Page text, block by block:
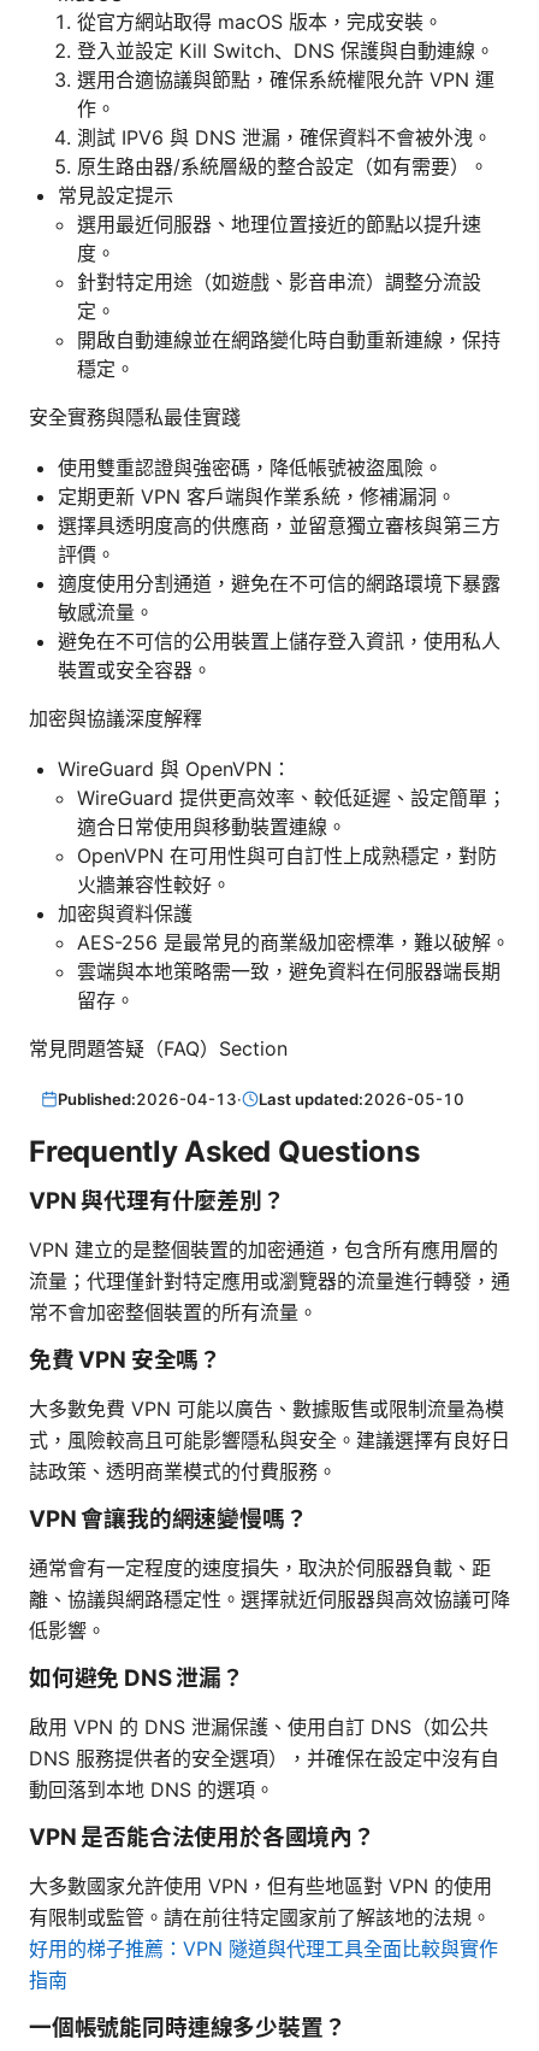
從官方網站取得 macOS 版本，完成安裝。
登入並設定 Kill Switch、DNS 保護與自動連線。
選用合適協議與節點，確保系統權限允許 VPN 運
作。
測試 IPV6 與 DNS 泄漏，確保資料不會被外洩。
原生路由器/系統層級的整合設定（如有需要）。
常見設定提示
選用最近伺服器、地理位置接近的節點以提升速
度。
針對特定用途（如遊戲、影音串流）調整分流設
定。
開啟自動連線並在網路變化時自動重新連線，保持
穩定。
安全實務與隱私最佳實踐
使用雙重認證與強密碼，降低帳號被盜風險。
定期更新 VPN 客戶端與作業系統，修補漏洞。
選擇具透明度高的供應商，並留意獨立審核與第三方
評價。
適度使用分割通道，避免在不可信的網路環境下暴露
敏感流量。
避免在不可信的公用裝置上儲存登入資訊，使用私人
裝置或安全容器。
加密與協議深度解釋
WireGuard 與 OpenVPN：
WireGuard 提供更高效率、較低延遲、設定簡單；
適合日常使用與移動裝置連線。
OpenVPN 在可用性與可自訂性上成熟穩定，對防
火牆兼容性較好。
加密與資料保護
AES-256 是最常見的商業級加密標準，難以破解。
雲端與本地策略需一致，避免資料在伺服器端長期
留存。
常見問題答疑（FAQ）Section
Published:2026-04-13· Last updated:2026-05-10
Frequently Asked Questions
VPN 與代理有什麼差別？
VPN 建立的是整個裝置的加密通道，包含所有應用層的
流量；代理僅針對特定應用或瀏覽器的流量進行轉發，通
常不會加密整個裝置的所有流量。
免費 VPN 安全嗎？
大多數免費 VPN 可能以廣告、數據販售或限制流量為模
式，風險較高且可能影響隱私與安全。建議選擇有良好日
誌政策、透明商業模式的付費服務。
VPN 會讓我的網速變慢嗎？
通常會有一定程度的速度損失，取決於伺服器負載、距
離、協議與網路穩定性。選擇就近伺服器與高效協議可降
低影響。
如何避免 DNS 泄漏？
啟用 VPN 的 DNS 泄漏保護、使用自訂 DNS（如公共
DNS 服務提供者的安全選項），并確保在設定中沒有自
動回落到本地 DNS 的選項。
VPN 是否能合法使用於各國境內？
大多數國家允許使用 VPN，但有些地區對 VPN 的使用
有限制或監管。請在前往特定國家前了解該地的法規。
好用的梯子推薦：VPN 隧道與代理工具全面比較與實作
指南
一個帳號能同時連線多少裝置？